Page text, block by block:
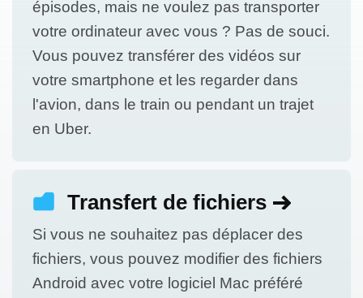
épisodes, mais ne voulez pas transporter
votre ordinateur avec vous ? Pas de souci.
Vous pouvez transférer des vidéos sur
votre smartphone et les regarder dans
l'avion, dans le train ou pendant un trajet
en Uber.
Transfert de fichiers
Si vous ne souhaitez pas déplacer des
fichiers, vous pouvez modifier des fichiers
Android avec votre logiciel Mac préféré